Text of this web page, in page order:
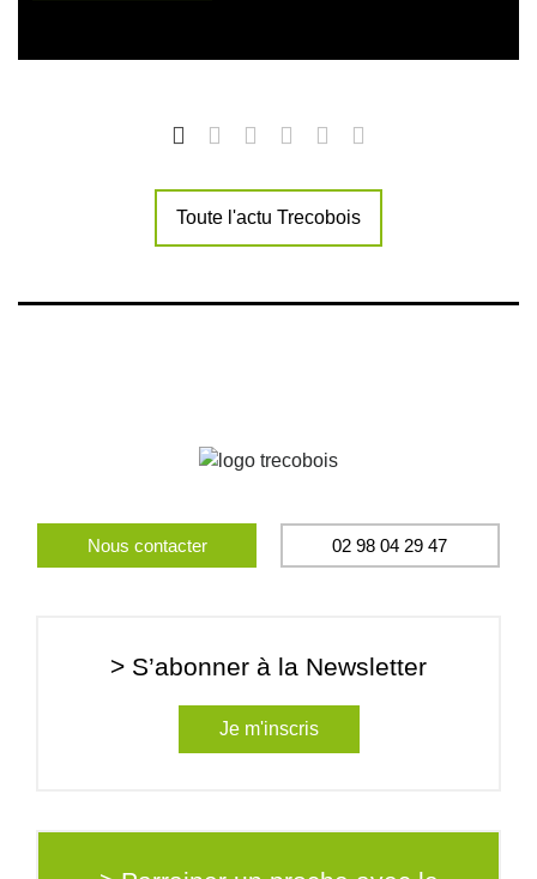
Toute l'actu Trecobois
Nous contacter 02 98 04 29 47
> S’abonner à la Newsletter
Je m'inscris